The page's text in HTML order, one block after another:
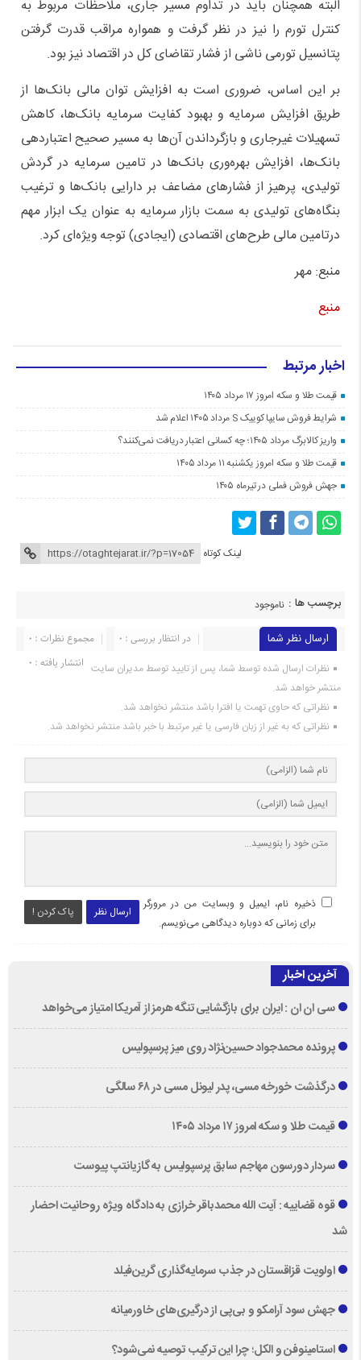
البته همچنان باید در تداوم مسیر جاری، ملاحظات مربوط به
کنترل تورم را نیز در نظر گرفت و همواره مراقب قدرت گرفتن
پتانسیل تورمی ناشی از فشار تقاضای کل در اقتصاد نیز بود.
بر این اساس، ضروری است به افزایش توان مالی بانک‌ها از
طریق افزایش سرمایه و بهبود کفایت سرمایه بانک‌ها، کاهش
تسهیلات غیرجاری و بازگرداندن آن‌ها به مسیر صحیح اعتباردهی
بانک‌ها، افزایش بهره‌وری بانک‌ها در تامین سرمایه در گردش
تولیدی، پرهیز از فشار‌های مضاعف بر دارایی بانک‌ها و ترغیب
بنگاه‌های تولیدی به سمت بازار سرمایه به عنوان یک ابزار مهم
درتامین مالی طرح‌های اقتصادی (ایجادی) توجه ویژه‌ای کرد.
منبع: مهر
منبع
اخبار مرتبط
قیمت طلا و سکه امروز ۱۷ مرداد ۱۴۰۵
شرایط فروش سایپا کوییک S مرداد ۱۴۰۵ اعلام شد
واریز کالابرگ مرداد ۱۴۰۵؛ چه کسانی اعتبار دریافت نمی‌کنند؟
قیمت طلا و سکه امروز یکشنبه ۱۱ مرداد ۱۴۰۵
جهش فروش فملی در تیرماه ۱۴۰۵
لینک کوتاه
برچسب ها : ناموجود
ارسال نظر شما مجموع نظرات : 0
در انتظار بررسی : 0
انتشار یافته : 0 نظرات ارسال شده توسط شما، پس از تایید توسط مدیران سایت
منتشر خواهد شد.
نظراتی که حاوی تهمت یا افترا باشد منتشر نخواهد شد.
نظراتی که به غیر از زبان فارسی یا غیر مرتبط با خبر باشد منتشر نخواهد شد.
ارسال نظر پاک کردن !
ذخیره نام، ایمیل و وبسایت من در مرورگر
برای زمانی که دوباره دیدگاهی می‌نویسم.
آخرین اخبار
سی ان ان : ایران برای بازگشایی تنگه هرمز از آمریکا امتیاز می‌خواهد
پرونده محمدجواد حسین‌نژاد روی میز پرسپولیس
درگذشت خورخه مسی، پدر لیونل مسی در ۶۸ سالگی
قیمت طلا و سکه امروز ۱۷ مرداد ۱۴۰۵
سردار دورسون مهاجم سابق پرسپولیس به گازیانتپ پیوست
قوه قضاییه : آیت الله محمدباقر خرازی به دادگاه ویژه روحانیت احضار
شد
اولویت قزاقستان در جذب سرمایه‌گذاری گرین‌فیلد
جهش سود آرامکو و بی‌پی از درگیری‌های خاورمیانه
استامینوفن و الکل؛ چرا این ترکیب توصیه نمی‌شود؟